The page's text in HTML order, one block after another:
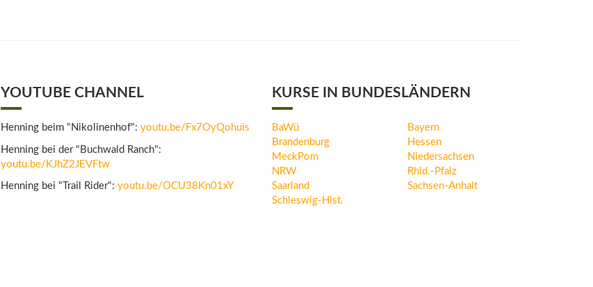
YOUTUBE CHANNEL
Henning beim "Nikolinenhof": youtu.be/Fx7OyQohuis
Henning bei der "Buchwald Ranch":
youtu.be/KJhZ2JEVFtw
Henning bei "Trail Rider": youtu.be/OCU38Kn01xY
KURSE IN BUNDESLÄNDERN
BaWü
Bayern
Brandenburg
Hessen
MeckPom
Niedersachsen
NRW
Rhld.-Pfalz
Saarland
Sachsen-Anhalt
Schleswig-Hlst.